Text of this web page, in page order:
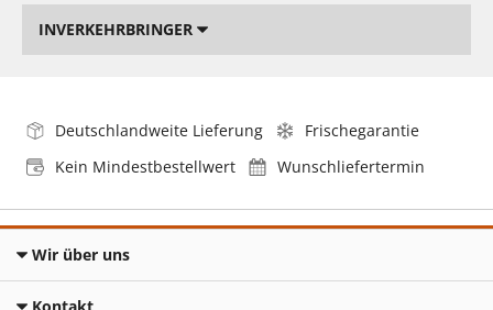
INVERKEHRBRINGER
Deutschlandweite Lieferung
Frischegarantie
Kein Mindestbestellwert
Wunschliefertermin
Wir über uns
Kontakt